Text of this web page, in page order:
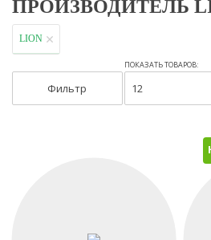
ПРОИЗВОДИТЕЛЬ
LION
Фильтр
ПОКАЗАТЬ ТОВАРОВ:
12